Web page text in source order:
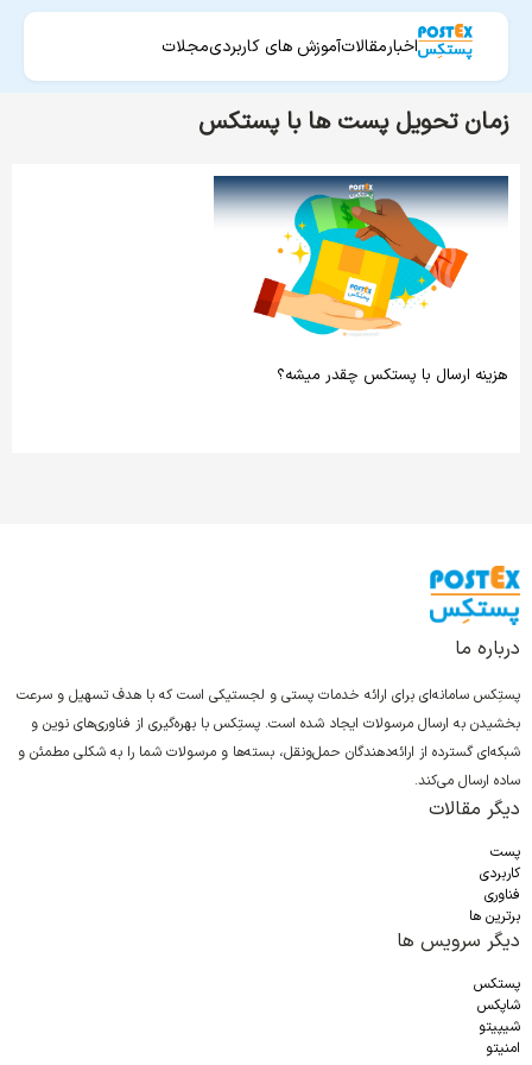
اخبارمقالاتآموزش های کاربردیمجلات
زمان تحویل پست ها با پستکس
هزینه ارسال با پستکس چقدر میشه؟
درباره ما
پستِکس سامانه‌ای برای ارائه خدمات پستی و لجستیکی است که با هدف تسهیل و سرعت
بخشیدن به ارسال مرسولات ایجاد شده است. پستِکس با بهره‌گیری از فناوری‌های نوین و
شبکه‌ای گسترده از ارائه‌دهندگان حمل‌ونقل، بسته‌ها و مرسولات شما را به شکلی مطمئن و
ساده ارسال می‌کند.
دیگر مقالات
پست
کاربردی
فناوری
برترین ها
دیگر سرویس ها
پستکس
شاپکس
شیپیتو
امنیتو